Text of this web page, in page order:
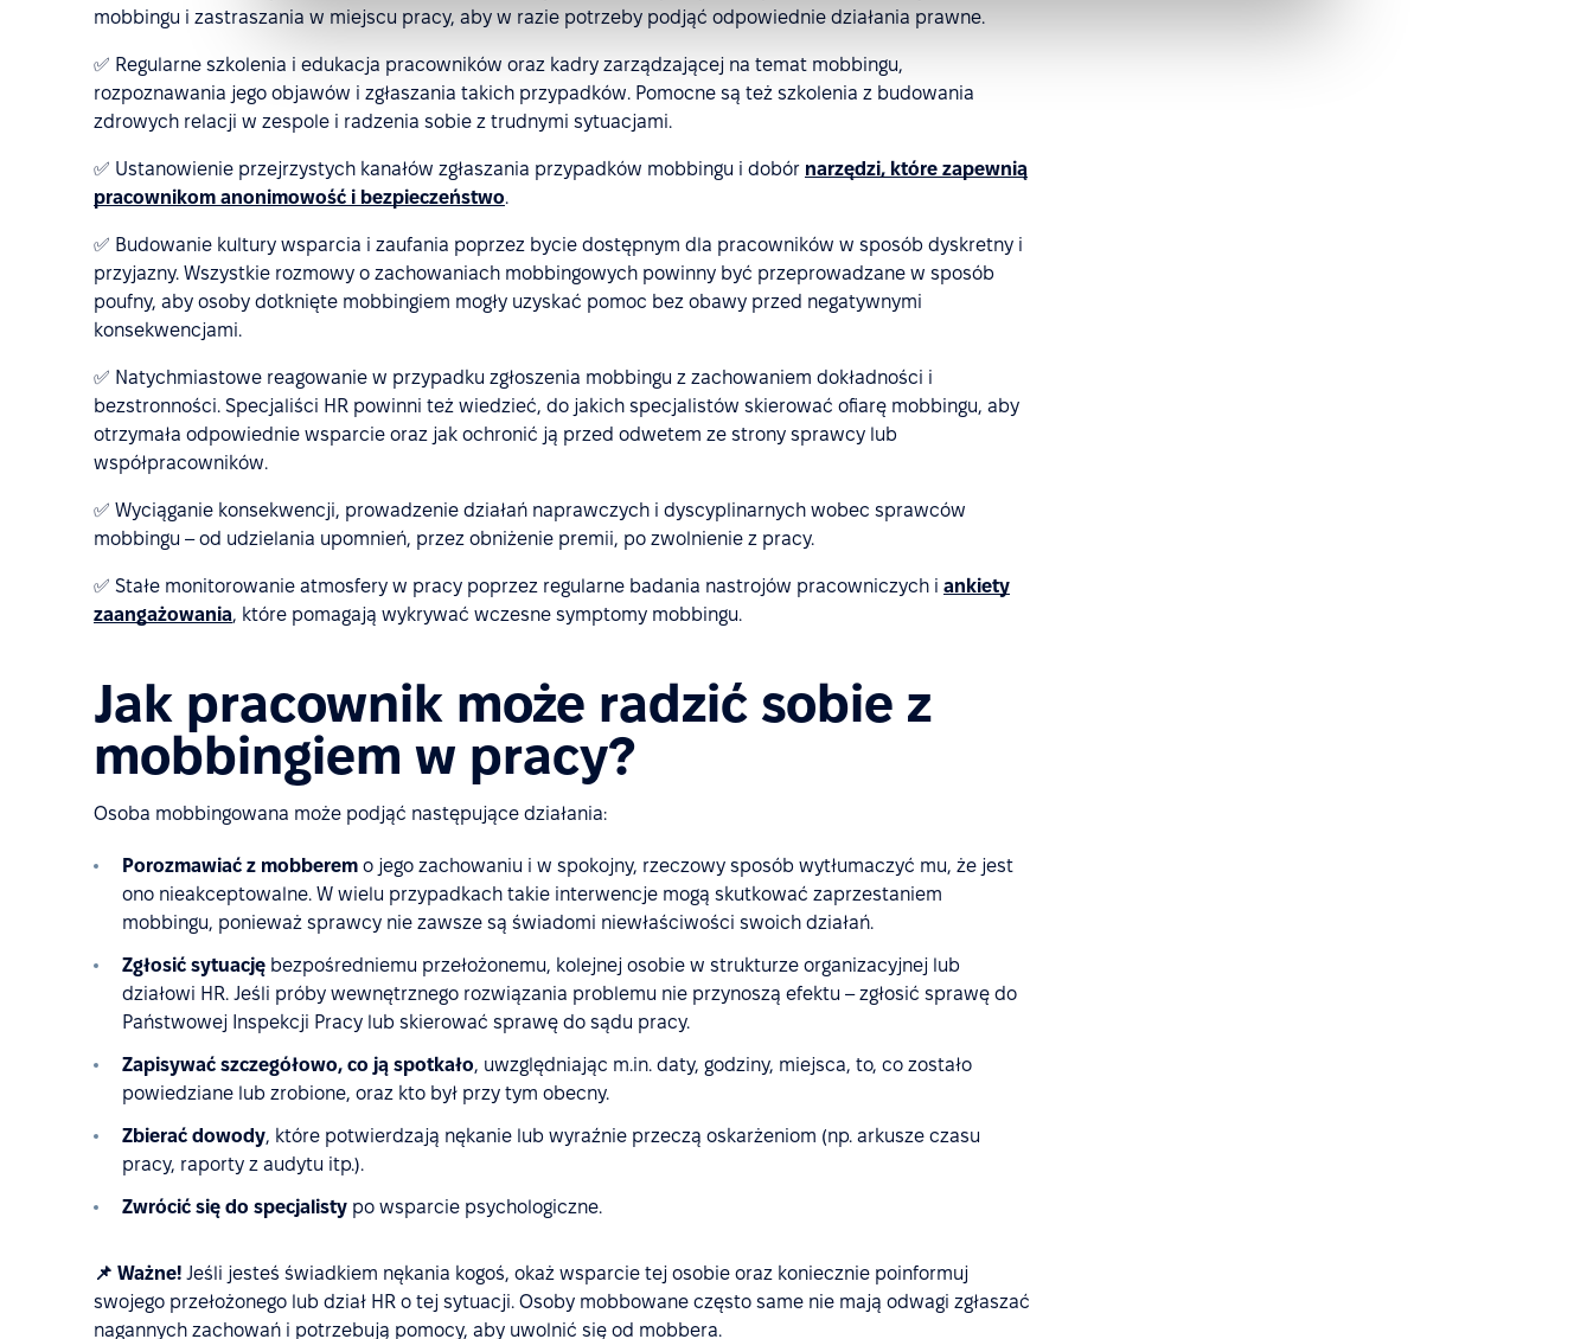
mobbingu i zastraszania w miejscu pracy, aby w razie potrzeby podjąć odpowiednie działania prawne.
✅ Regularne szkolenia i edukacja pracowników oraz kadry zarządzającej na temat mobbingu,
rozpoznawania jego objawów i zgłaszania takich przypadków. Pomocne są też szkolenia z budowania
zdrowych relacji w zespole i radzenia sobie z trudnymi sytuacjami.
✅ Ustanowienie przejrzystych kanałów zgłaszania przypadków mobbingu i dobór narzędzi, które zapewnią
pracownikom anonimowość i bezpieczeństwo.
✅ Budowanie kultury wsparcia i zaufania poprzez bycie dostępnym dla pracowników w sposób dyskretny i
przyjazny. Wszystkie rozmowy o zachowaniach mobbingowych powinny być przeprowadzane w sposób
poufny, aby osoby dotknięte mobbingiem mogły uzyskać pomoc bez obawy przed negatywnymi
konsekwencjami.
✅ Natychmiastowe reagowanie w przypadku zgłoszenia mobbingu z zachowaniem dokładności i
bezstronności. Specjaliści HR powinni też wiedzieć, do jakich specjalistów skierować ofiarę mobbingu, aby
otrzymała odpowiednie wsparcie oraz jak ochronić ją przed odwetem ze strony sprawcy lub
współpracowników.
✅ Wyciąganie konsekwencji, prowadzenie działań naprawczych i dyscyplinarnych wobec sprawców
mobbingu – od udzielania upomnień, przez obniżenie premii, po zwolnienie z pracy.
✅ Stałe monitorowanie atmosfery w pracy poprzez regularne badania nastrojów pracowniczych i ankiety
zaangażowania, które pomagają wykrywać wczesne symptomy mobbingu.
Jak pracownik może radzić sobie z
mobbingiem w pracy?
Osoba mobbingowana może podjąć następujące działania:
Porozmawiać z mobberem o jego zachowaniu i w spokojny, rzeczowy sposób wytłumaczyć mu, że jest
ono nieakceptowalne. W wielu przypadkach takie interwencje mogą skutkować zaprzestaniem
mobbingu, ponieważ sprawcy nie zawsze są świadomi niewłaściwości swoich działań.
Zgłosić sytuację bezpośredniemu przełożonemu, kolejnej osobie w strukturze organizacyjnej lub
działowi HR. Jeśli próby wewnętrznego rozwiązania problemu nie przynoszą efektu – zgłosić sprawę do
Państwowej Inspekcji Pracy lub skierować sprawę do sądu pracy.
Zapisywać szczegółowo, co ją spotkało, uwzględniając m.in. daty, godziny, miejsca, to, co zostało
powiedziane lub zrobione, oraz kto był przy tym obecny.
Zbierać dowody, które potwierdzają nękanie lub wyraźnie przeczą oskarżeniom (np. arkusze czasu
pracy, raporty z audytu itp.).
Zwrócić się do specjalisty po wsparcie psychologiczne.
📌 Ważne! Jeśli jesteś świadkiem nękania kogoś, okaż wsparcie tej osobie oraz koniecznie poinformuj
swojego przełożonego lub dział HR o tej sytuacji. Osoby mobbowane często same nie mają odwagi zgłaszać
nagannych zachowań i potrzebują pomocy, aby uwolnić się od mobbera.